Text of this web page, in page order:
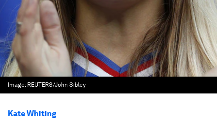
Image: REUTERS/John Sibley
Kate Whiting